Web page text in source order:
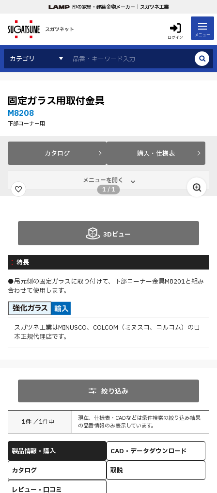
印の家具・建築金物メーカー｜スガツネ工業
スガツネット
ログイン メニュー
カテゴリ
固定ガラス用取付金具
M8208
下部コーナー用
カタログ 購入・仕様表
メニューを開く
1 /1
3Dビュー
特長
●吊元側の固定ガラスに取り付けて、下部コーナー金具M8201と組み
合わせて使用します。
スガツネ工業はMINUSCO、COLCOM（ミヌスコ、コルコム）の日
本正規代理店です。
絞り込み
1件 ／1件中
現在、仕様表・CADなどは条件検索の絞り込み結果
の品番情報のみ表示しています。
製品情報・購入
CAD・データダウンロード
カタログ
取説
レビュー・口コミ